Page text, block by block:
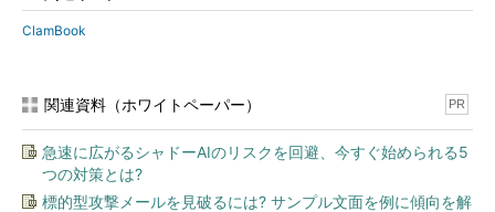
ClamBook
関連資料（ホワイトペーパー） PR
急速に広がるシャドーAIのリスクを回避、今すぐ始められる5
つの対策とは?
標的型攻撃メールを見破るには? サンプル文面を例に傾向を解